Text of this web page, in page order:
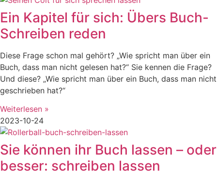
Ein Kapitel für sich: Übers Buch-
Schreiben reden
Diese Frage schon mal gehört? „Wie spricht man über ein
Buch, dass man nicht gelesen hat?“ Sie kennen die Frage?
Und diese? „Wie spricht man über ein Buch, dass man nicht
geschrieben hat?“
Weiterlesen »
2023-10-24
Sie können ihr Buch lassen – oder
besser: schreiben lassen